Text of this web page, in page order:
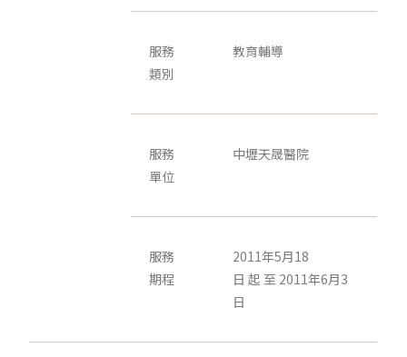
服務
類別
教育輔導
服務
單位
中壢天晟醫院
服務
期程
2011年5月18
日 起 至 2011年6月3
日